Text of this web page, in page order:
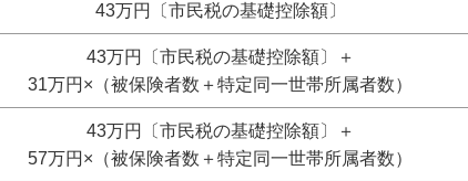
43万円〔市民税の基礎控除額〕
43万円〔市民税の基礎控除額〕＋
31万円×（被保険者数＋特定同一世帯所属者数）
43万円〔市民税の基礎控除額〕＋
57万円×（被保険者数＋特定同一世帯所属者数）